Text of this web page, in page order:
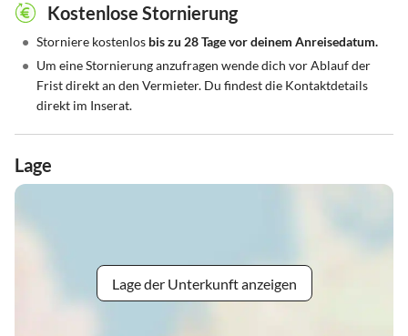
Kostenlose Stornierung
• Storniere kostenlos bis zu 28 Tage vor deinem Anreisedatum.
• Um eine Stornierung anzufragen wende dich vor Ablauf der
Frist direkt an den Vermieter. Du findest die Kontaktdetails
direkt im Inserat.
Lage
Lage der Unterkunft anzeigen